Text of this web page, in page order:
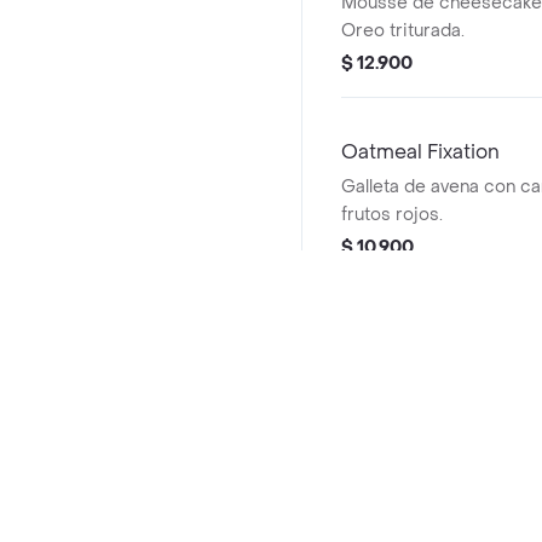
Oreo triturada.
$ 12.900
Oatmeal Fixation
Galleta de avena con
frutos rojos.
$ 10.900